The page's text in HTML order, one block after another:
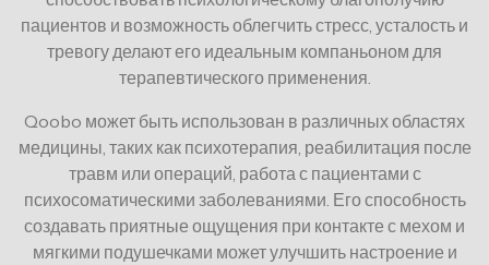
пациентов и возможность облегчить стресс, усталость и
тревогу делают его идеальным компаньоном для
терапевтического применения.
Qoobo может быть использован в различных областях
медицины, таких как психотерапия, реабилитация после
травм или операций, работа с пациентами с
психосоматическими заболеваниями. Его способность
создавать приятные ощущения при контакте с мехом и
мягкими подушечками может улучшить настроение и